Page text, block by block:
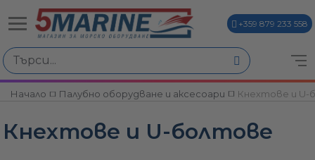
+359 879 233 558
Избери по
Начало Палубно оборудване и аксесоари Кнехтове и U-
Кнехтове и U-болтове